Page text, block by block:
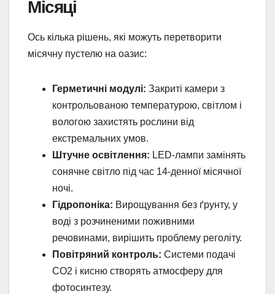
Місяці
Ось кілька рішень, які можуть перетворити
місячну пустелю на оазис:
Герметичні модулі: Закриті камери з
контрольованою температурою, світлом і
вологою захистять рослини від
екстремальних умов.
Штучне освітлення: LED-лампи замінять
сонячне світло під час 14-денної місячної
ночі.
Гідропоніка: Вирощування без ґрунту, у
воді з розчиненими поживними
речовинами, вирішить проблему реголіту.
Повітряний контроль: Системи подачі
CO2 і кисню створять атмосферу для
фотосинтезу.